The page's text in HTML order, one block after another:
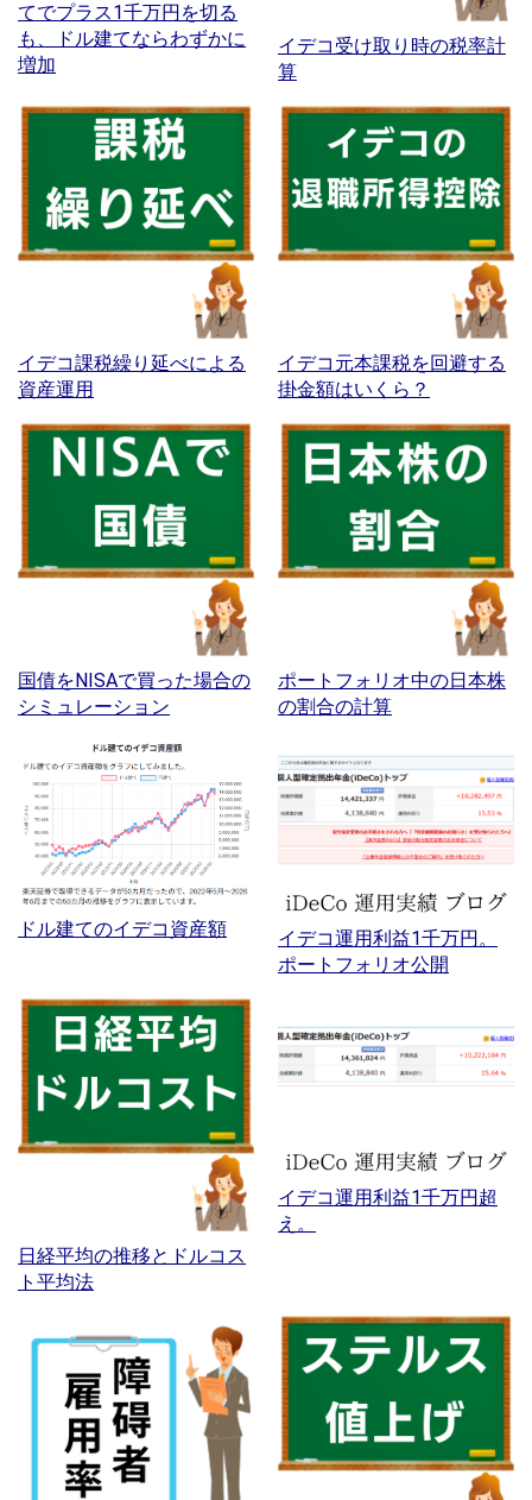
てでプラス1千万円を切る
も、ドル建てならわずかに
増加
イデコ受け取り時の税率計
算
イデコ課税繰り延べによる
資産運用
イデコ元本課税を回避する
掛金額はいくら？
国債をNISAで買った場合の
シミュレーション
ポートフォリオ中の日本株
の割合の計算
ドル建てのイデコ資産額
イデコ運用利益1千万円。
ポートフォリオ公開
日経平均の推移とドルコス
ト平均法
イデコ運用利益1千万円超
え。